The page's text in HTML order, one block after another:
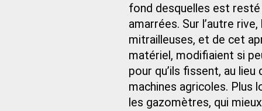
fond desquelles est
amarrées. Sur l’autre
mitrailleuses, et de cet
matériel, modifiaient si
pour qu’ils fissent, au
machines agricoles. Plus
les gazomètres, qui